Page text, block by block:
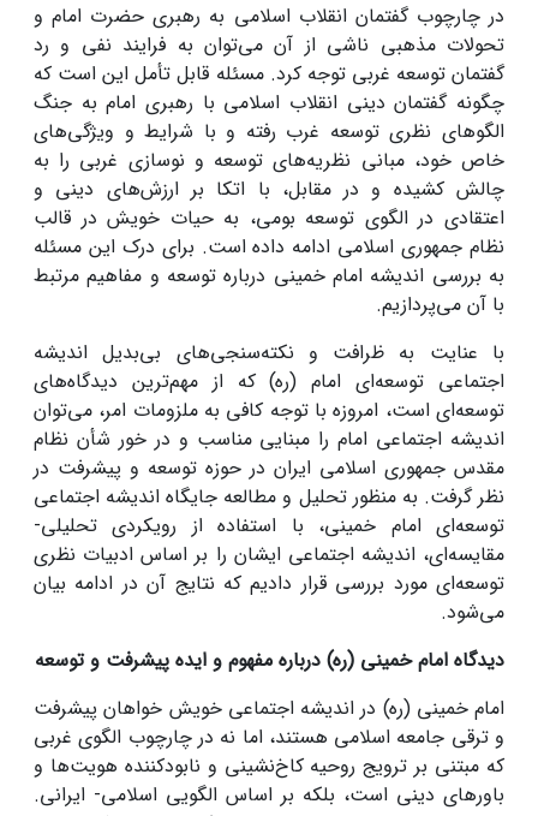
در چارچوب گفتمان انقلاب اسلامی به رهبری حضرت امام و
تحولات مذهبی ناشی از آن می‌توان به فرایند نفی و رد
گفتمان توسعه غربی توجه کرد. مسئله قابل تأمل این است که
چگونه گفتمان دینی انقلاب اسلامی با رهبری امام به جنگ
الگوهای نظری توسعه غرب رفته و با شرایط و ویژگی‌های
خاص خود، مبانی نظریه‌های توسعه و نوسازی غربی را به
چالش کشیده و در مقابل، با اتکا بر ارزش‌های دینی و
اعتقادی در الگوی توسعه بومی، به حیات خویش در قالب
نظام جمهوری اسلامی ادامه داده است. برای درک این مسئله
به بررسی اندیشه امام خمینی درباره توسعه و مفاهیم مرتبط
با آن می‌پردازیم.
با عنایت به ظرافت و نکته‌سنجی‌های بی‌بدیل اندیشه
اجتماعی توسعه‌ای امام (ره) که از مهم‌ترین دیدگاه‌های
توسعه‌ای است، امروزه با توجه کافی به ملزومات امر، می‌توان
اندیشه اجتماعی امام را مبنایی مناسب و در خور شأن نظام
مقدس جمهوری اسلامی ایران در حوزه توسعه و پیشرفت در
نظر گرفت. به منظور تحلیل و مطالعه جایگاه اندیشه اجتماعی
توسعه‌ای امام خمینی، با استفاده از رویکردی تحلیلی-
مقایسه‌ای، اندیشه اجتماعی ایشان را بر اساس ادبیات نظری
توسعه‌ای مورد بررسی قرار دادیم که نتایج آن در ادامه بیان
می‌شود.
دیدگاه امام خمینی (ره) درباره مفهوم و ایده پیشرفت و توسعه
امام خمینی (ره) در اندیشه اجتماعی خویش خواهان پیشرفت
و ترقی جامعه اسلامی هستند، اما نه در چارچوب الگوی غربی
که مبتنی بر ترویج روحیه کاخ‌نشینی و نابودکننده هویت‌ها و
باورهای دینی است، بلکه بر اساس الگویی اسلامی- ایرانی.